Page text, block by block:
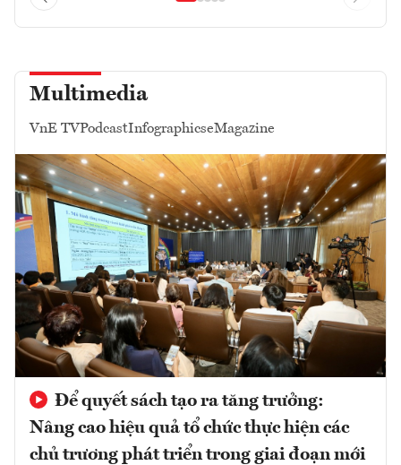
Multimedia
VnE TVPodcastInfographicseMagazine
Để quyết sách tạo ra tăng trưởng:
Nâng cao hiệu quả tổ chức thực hiện các
chủ trương phát triển trong giai đoạn mới